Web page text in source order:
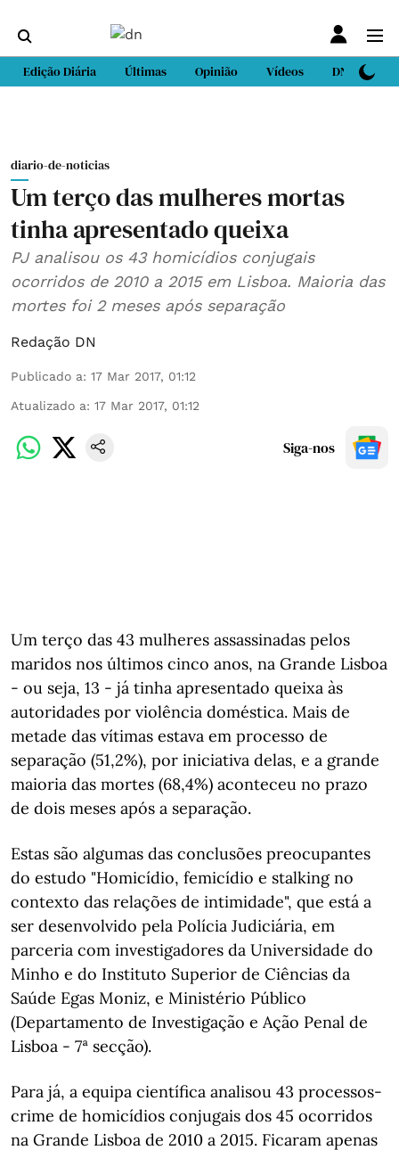
Edição Diária Últimas Opinião Vídeos DN Sport
diario-de-noticias
Um terço das mulheres mortas
tinha apresentado queixa
PJ analisou os 43 homicídios conjugais
ocorridos de 2010 a 2015 em Lisboa. Maioria das
mortes foi 2 meses após separação
Redação DN
Publicado a: 17 Mar 2017, 01:12
Atualizado a: 17 Mar 2017, 01:12
Siga-nos
Um terço das 43 mulheres assassinadas pelos
maridos nos últimos cinco anos, na Grande Lisboa
- ou seja, 13 - já tinha apresentado queixa às
autoridades por violência doméstica. Mais de
metade das vítimas estava em processo de
separação (51,2%), por iniciativa delas, e a grande
maioria das mortes (68,4%) aconteceu no prazo
de dois meses após a separação.
Estas são algumas das conclusões preocupantes
do estudo "Homicídio, femicídio e stalking no
contexto das relações de intimidade", que está a
ser desenvolvido pela Polícia Judiciária, em
parceria com investigadores da Universidade do
Minho e do Instituto Superior de Ciências da
Saúde Egas Moniz, e Ministério Público
(Departamento de Investigação e Ação Penal de
Lisboa - 7ª secção).
Para já, a equipa científica analisou 43 processos-
crime de homicídios conjugais dos 45 ocorridos
na Grande Lisboa de 2010 a 2015. Ficaram apenas